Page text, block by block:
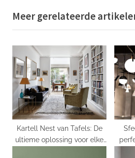
o
u
s
P
o
s
t
:
t
P
o
s
t
:
Meer gerelateerde
Kartell Nest van Tafels: De
ultieme oplossing voor elke